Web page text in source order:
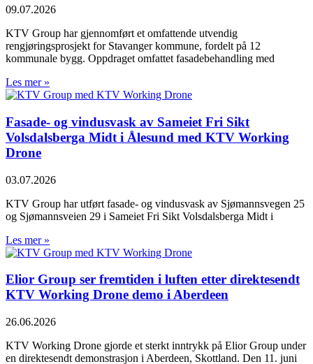
09.07.2026
KTV Group har gjennomført et omfattende utvendig
rengjøringsprosjekt for Stavanger kommune, fordelt på 12
kommunale bygg. Oppdraget omfattet fasadebehandling med
Les mer »
Fasade- og vindusvask av Sameiet Fri Sikt
Volsdalsberga Midt i Ålesund med KTV Working
Drone
03.07.2026
KTV Group har utført fasade- og vindusvask av Sjømannsvegen 25
og Sjømannsveien 29 i Sameiet Fri Sikt Volsdalsberga Midt i
Les mer »
Elior Group ser fremtiden i luften etter direktesendt
KTV Working Drone demo i Aberdeen
26.06.2026
KTV Working Drone gjorde et sterkt inntrykk på Elior Group under
en direktesendt demonstrasjon i Aberdeen, Skottland. Den 11. juni